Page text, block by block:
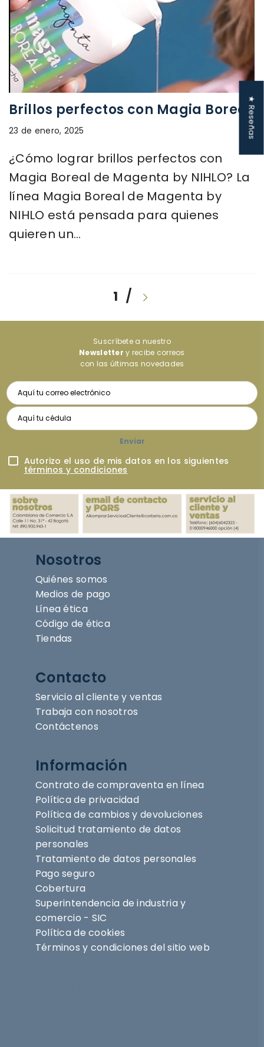
Brillos perfectos con Magia Boreal
23 de enero, 2025
¿Cómo lograr brillos perfectos con
Magia Boreal de Magenta by NIHLO? La
línea Magia Boreal de Magenta by
NIHLO está pensada para quienes
quieren un...
1 /
Suscríbete a nuestro
Newsletter y recibe correos
con las últimas novedades
Enviar
Autorizo el uso de mis datos en los siguientes
términos y condiciones
Nosotros
Quiénes somos
Medios de pago
Línea ética
Código de ética
Tiendas
Contacto
Servicio al cliente y ventas
Trabaja con nosotros
Contáctenos
Información
Contrato de compraventa en línea
Política de privacidad
Política de cambios y devoluciones
Solicitud tratamiento de datos
personales
Tratamiento de datos personales
Pago seguro
Cobertura
Superintendencia de industria y
comercio - SIC
Política de cookies
Términos y condiciones del sitio web
★ Reseñas